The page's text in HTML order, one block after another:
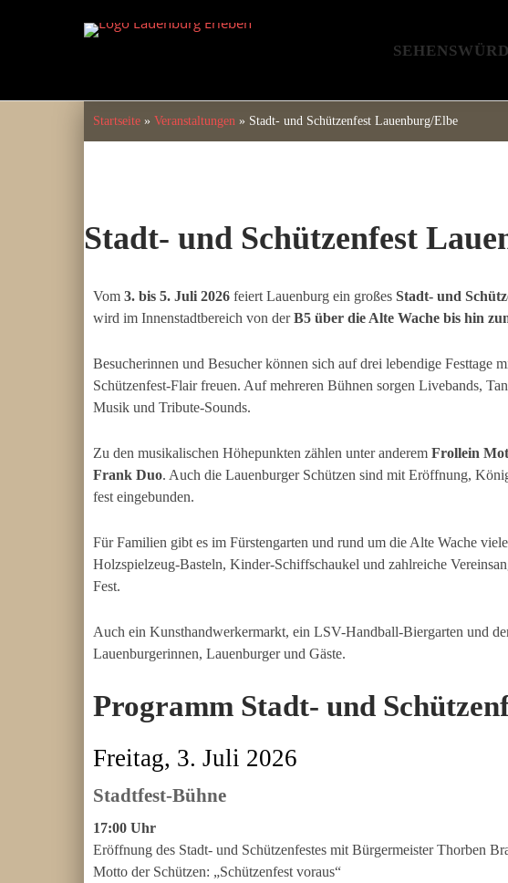
Startseite » Veranstaltungen » Stadt- und Schützenfest Lauenburg/Elbe
Stadt- und Schützenfest
Vom 3. bis 5. Juli 2026 feiert Lauenburg ein großes Stadt- und
wird im Innenstadtbereich von derB5 über die Alte Wache bis hin
Besucherinnen und Besucher können sich auf drei lebendige
Schützenfest-Flair freuen. Auf mehreren Bühnen sorgen Livebands,
Musik und Tribute-Sounds.
Zu den musikalischen Höhepunkten zählen unter anderem Frollein
Frank Duo. Auch die Lauenburger Schützen sind mit Eröffnung,
fest eingebunden.
Für Familien gibt es im Fürstengarten und rund um die Alte Wache
Holzspielzeug-Basteln, Kinder-Schiffschaukel und zahlreiche
Fest.
Auch ein Kunsthandwerkermarkt, ein LSV-Handball-Biergarten und
Lauenburgerinnen, Lauenburger und Gäste.
Programm Stadt- und
Freitag, 3. Juli 2026
Stadtfest-Bühne
17:00 Uhr
Eröffnung des Stadt- und Schützenfestes mit Bürgermeister Thorben
Motto der Schützen: „Schützenfest voraus“